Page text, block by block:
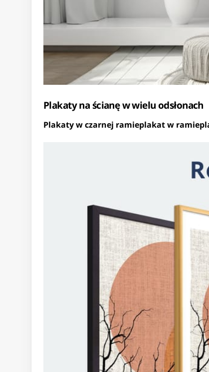
Plakaty na ścianę w wielu odsłonach
Plakaty w czarnej ramieplakat w ramie